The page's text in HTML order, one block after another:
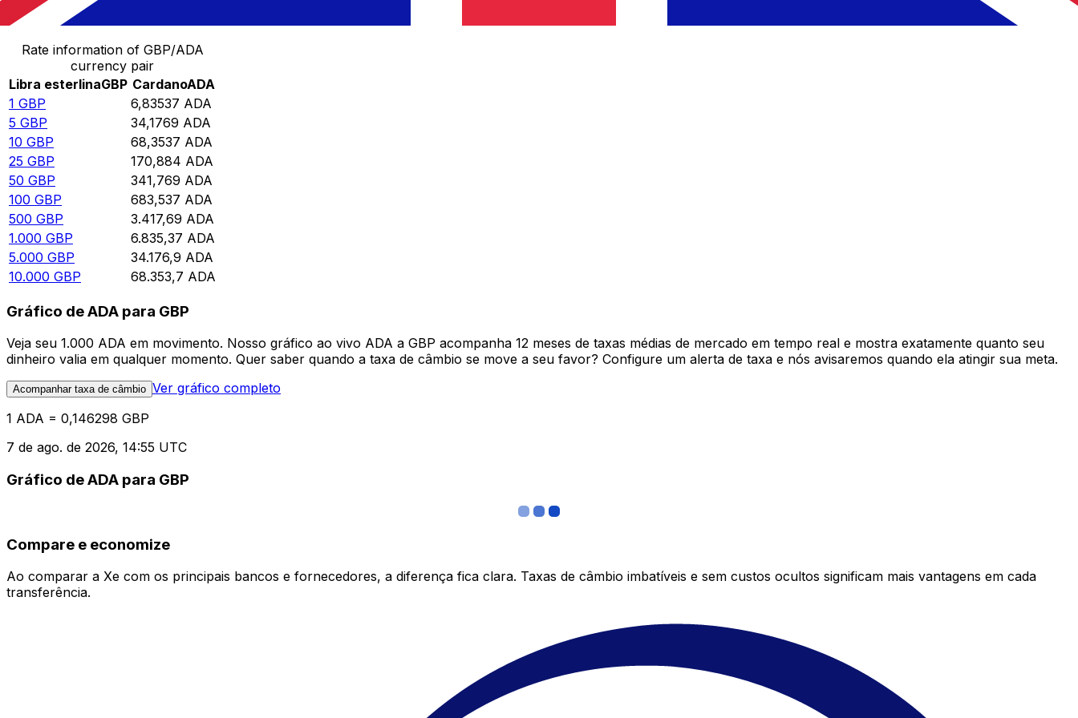
Converter Libra esterlina para Cardano
Rate information of GBP/ADA
currency pair
Libra esterlinaGBP CardanoADA
1 GBP 6,83537 ADA
5 GBP 34,1769 ADA
10 GBP 68,3537 ADA
25 GBP 170,884 ADA
50 GBP 341,769 ADA
100 GBP 683,537 ADA
500 GBP 3.417,69 ADA
1.000 GBP 6.835,37 ADA
5.000 GBP 34.176,9 ADA
10.000 GBP 68.353,7 ADA
Gráfico de ADA para GBP
Veja seu 1.000 ADA em movimento. Nosso gráfico ao vivo ADA a GBP acompanha 12 meses de taxas médias de mercado em tempo real e mostra exatamente quanto seu
dinheiro valia em qualquer momento. Quer saber quando a taxa de câmbio se move a seu favor? Configure um alerta de taxa e nós avisaremos quando ela atingir sua meta.
Acompanhar taxa de câmbio Ver gráfico completo
1 ADA = 0,146298 GBP
7 de ago. de 2026, 14:55 UTC
Gráfico de ADA para GBP
Compare e economize
Ao comparar a Xe com os principais bancos e fornecedores, a diferença fica clara. Taxas de câmbio imbatíveis e sem custos ocultos significam mais vantagens em cada
transferência.